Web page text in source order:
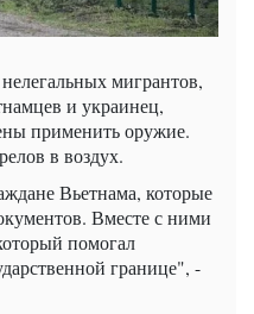
мигрантов,
и украинец,
применить оружие.
в воздух.
Вьетнама, которые
Вместе с ними
помогал
границе", -